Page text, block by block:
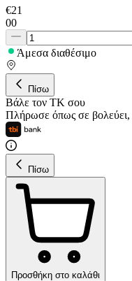
€21
00
Άμεσα διαθέσιμο
Πίσω
Βάλε τον ΤΚ σου
Πλήρωσε όπως σε βολεύει,
Πίσω
Προσθήκη στο καλάθι